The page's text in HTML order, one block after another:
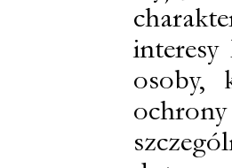
osoby,